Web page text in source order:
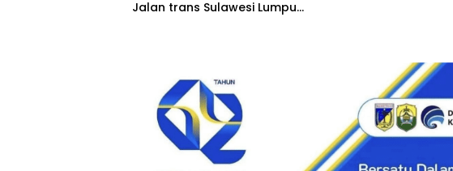
Jalan trans Sulawesi Lumpuh